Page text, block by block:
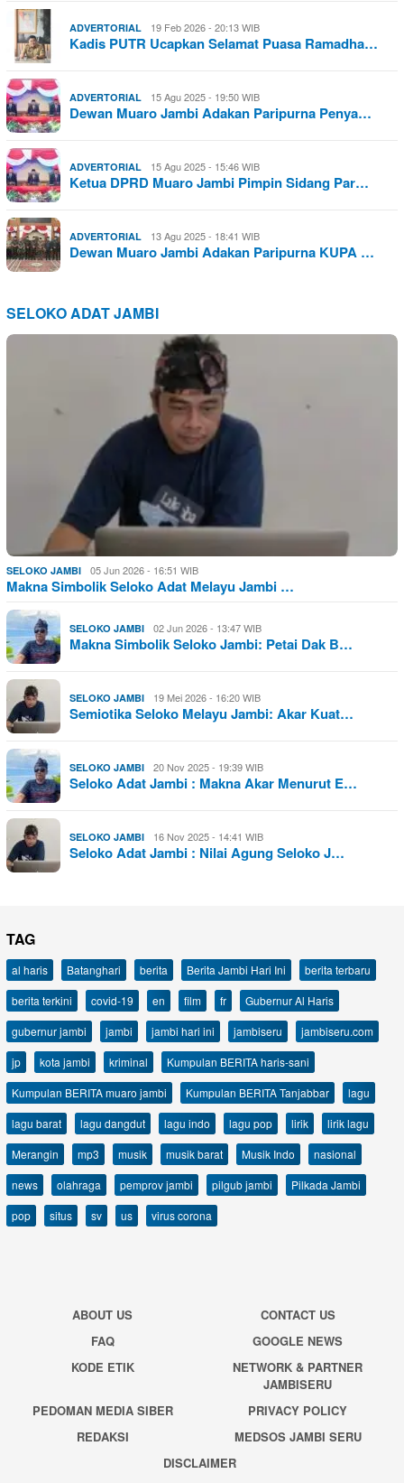
ADVERTORIAL 19 Feb 2026 - 20:13 WIB
Kadis PUTR Ucapkan Selamat Puasa Ramadha…
ADVERTORIAL 15 Agu 2025 - 19:50 WIB
Dewan Muaro Jambi Adakan Paripurna Penya…
ADVERTORIAL 15 Agu 2025 - 15:46 WIB
Ketua DPRD Muaro Jambi Pimpin Sidang Par…
ADVERTORIAL 13 Agu 2025 - 18:41 WIB
Dewan Muaro Jambi Adakan Paripurna KUPA …
SELOKO ADAT JAMBI
SELOKO JAMBI 05 Jun 2026 - 16:51 WIB
Makna Simbolik Seloko Adat Melayu Jambi …
SELOKO JAMBI 02 Jun 2026 - 13:47 WIB
Makna Simbolik Seloko Jambi: Petai Dak B…
SELOKO JAMBI 19 Mei 2026 - 16:20 WIB
Semiotika Seloko Melayu Jambi: Akar Kuat…
SELOKO JAMBI 20 Nov 2025 - 19:39 WIB
Seloko Adat Jambi : Makna Akar Menurut E…
SELOKO JAMBI 16 Nov 2025 - 14:41 WIB
Seloko Adat Jambi : Nilai Agung Seloko J…
TAG
al haris Batanghari berita Berita Jambi Hari Ini
berita terbaru
berita terkini
covid-19 en film fr
Gubernur Al Haris
gubernur jambi
jambi jambi hari ini jambiseru
jambiseru.com
jp
kota jambi kriminal
Kumpulan BERITA haris-sani
Kumpulan BERITA muaro jambi
Kumpulan BERITA Tanjabbar
lagu
lagu barat
lagu dangdut lagu indo lagu pop lirik
lirik lagu
Merangin
mp3 musik musik barat Musik Indo
nasional
news
olahraga pemprov jambi pilgub jambi
Pilkada Jambi
pop
situs sv us virus corona
ABOUT US
CONTACT US
FAQ
GOOGLE NEWS
KODE ETIK
NETWORK & PARTNER
JAMBISERU
PEDOMAN MEDIA SIBER
PRIVACY POLICY
REDAKSI
MEDSOS JAMBI SERU
DISCLAIMER